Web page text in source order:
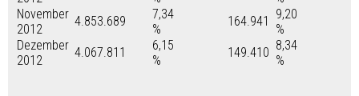
November
2012
4.853.689
7,34
%
164.941
9,20
%
Dezember
2012
4.067.811
6,15
%
149.410 8,34
%